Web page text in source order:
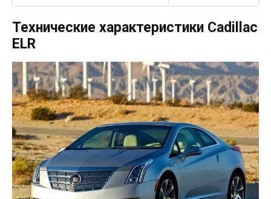
Технические характеристики Cadillac
ELR